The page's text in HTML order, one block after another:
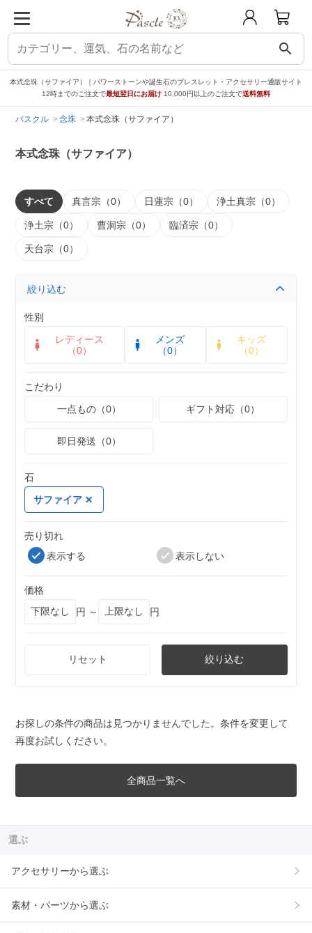
search
本式念珠（サファイア）｜パワーストーンや誕生石のブレスレット・アクセサリー通販サイト
12時までのご注文で最短翌日にお届け 10,000円以上のご注文で送料無料
パスクル 念珠 本式念珠（サファイア）
本式念珠（サファイア）
すべて 真言宗（0） 日蓮宗（0） 浄土真宗（0）
浄土宗（0） 曹洞宗（0） 臨済宗（0）
天台宗（0）
絞り込む
性別
レディース
（0）
メンズ
（0）
キッズ
（0）
こだわり
一点もの（0）
ギフト対応（0）
即日発送（0）
石
サファイア
売り切れ
表示する
表示しない
価格
円 ～
円
リセット 絞り込む
お探しの条件の商品は見つかりませんでした。条件を変更して
再度お試しください。
全商品一覧へ
選ぶ
アクセサリーから選ぶ
素材・パーツから選ぶ